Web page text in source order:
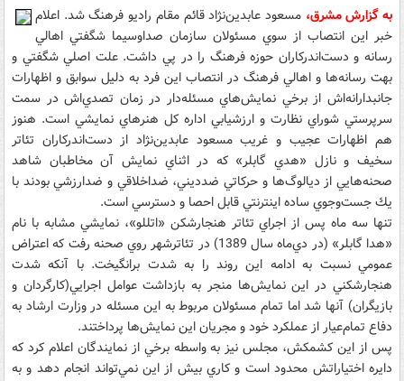
به گزارش مشرق،مسعود عابدين‌نژاد قائم مقام راديو فرهنگ شد. اعلام
خبر اين انتصاب از سوي مسئولان سازمان صدا‌و‌سيما شگفتي اهالي
رسانه و دست‌اندركاران حوزه فرهنگ را در پي داشت. علت اصلي شگفتي و
بهت رسانه‌ها و اهالي فرهنگ در انتصاب اين فرد به دليل سوابق و اظهارات
جانبدارانه‌اش از برخي نمايش‌هاي مسئله‌دار در زمان تصدي‌اش در سمت
سرپرستي شوراي نظارت و ارزشيابي اداره كل هنرهاي نمايشي است. هنوز
هم اظهارات عجيب و غريب مسعود عابدين‌نژاد از دست‌اندركاران تئاتر
سخيف و نازل «هدي گابلر» كه در اثناي نمايش آن مخاطبان شاهد
صحنه‌هايي از ديالوگ‌ها و حركاتي ضدديني، ضداخلاقي و ضدارزشي بودند با
يك جست‌وجوي ساده اينترنتي قابل احصا و دسترسي است.
تنها سه ماه پس از اجراي تئاتر هنجارشكن «اتللو»، نمايشي مشابه با نام
«هدا گابلر» (در دي‌ماه سال 1389) در تئاترشهر روي صحنه رفت كه اعتراض
عمومي نسبت به ادامه اين روند را به شدت برانگيخت. با آنكه شدت
هنجارشكني در اين نمايش‌ها منجر به بازداشت عوامل اجرايي(كارگردان و
بازيگران) آنها شد اما تمام مسئولان مربوط به اين مسئله در وزارت ارشاد به
دفاع تمام‌عيار از عملكرد خود و مجريان اين نمايش‌ها پرداختند.
پس از اين كشمكش، مجلس نيز به واسطه برخي از نمايندگان اعلام كرد كه
دايره اختياراتش محدود است و كاري بيش از اين نمي‌تواند انجام دهد و به